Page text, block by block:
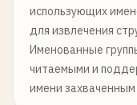
использующих
для извлечения
Именованные
читаемыми и
имени захваченным